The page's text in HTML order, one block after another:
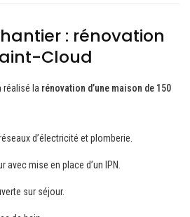
: rénovation
Cloud
réalisé la rénovation d’une maison de 150
d’électricité et plomberie.
avec mise en place d’un IPN.
sur séjour.